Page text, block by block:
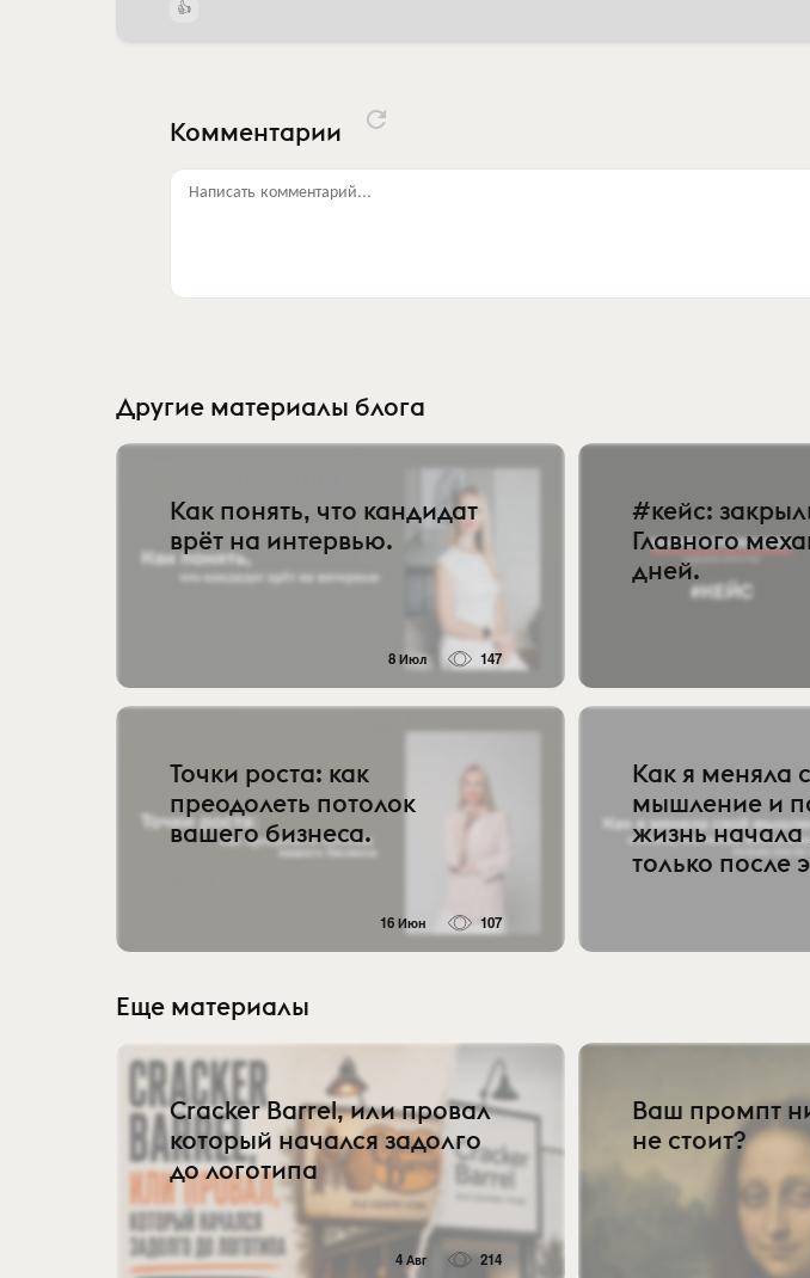
Комментарии
Написать комментарий...
Другие материалы блога
Как понять, что кандидат
врёт на интервью.
8 Июл 147
#кейс:
Главного
дней.
Точки роста: как
преодолеть потолок
вашего бизнеса.
16 Июн 107
Как я меняла
мышление и
жизнь начала
только после
Еще материалы
Cracker Barrel, или провал
который начался задолго
до логотипа
4 Авг 214
Ваш промпт
не стоит?